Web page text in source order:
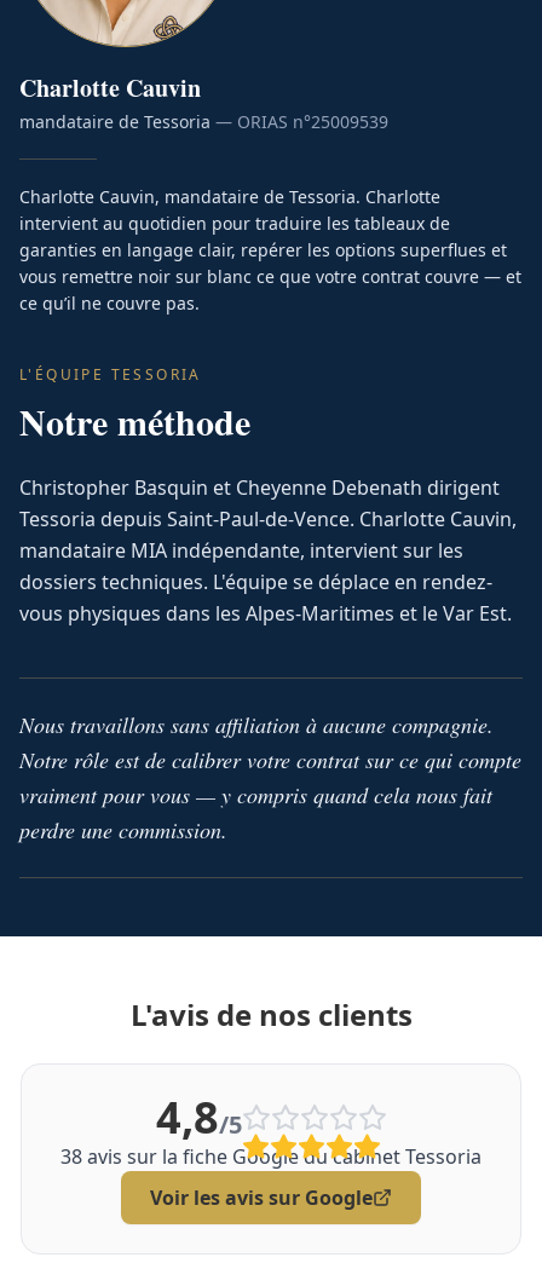
Charlotte Cauvin
mandataire de Tessoria — ORIAS n°25009539
Charlotte Cauvin, mandataire de Tessoria. Charlotte
intervient au quotidien pour traduire les tableaux de
garanties en langage clair, repérer les options superflues et
vous remettre noir sur blanc ce que votre contrat couvre — et
ce qu’il ne couvre pas.
L'ÉQUIPE TESSORIA
Notre méthode
Christopher Basquin et Cheyenne Debenath dirigent
Tessoria depuis Saint-Paul-de-Vence. Charlotte Cauvin,
mandataire MIA indépendante, intervient sur les
dossiers techniques. L'équipe se déplace en rendez-
vous physiques dans les Alpes-Maritimes et le Var Est.
Nous travaillons sans affiliation à aucune compagnie.
Notre rôle est de calibrer votre contrat sur ce qui compte
vraiment pour vous — y compris quand cela nous fait
perdre une commission.
L'avis de nos clients
4,8/5
38avis sur la fiche Google du cabinet Tessoria
Voir les avis sur Google